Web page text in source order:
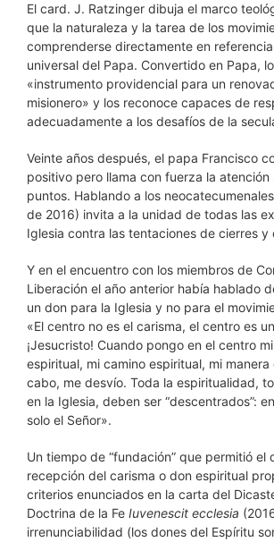
El card. J. Ratzinger dibuja el marco
que la naturaleza y la tarea de los
comprenderse directamente en
universal del Papa. Convertido en Papa,
«instrumento providencial para un
misionero» y los reconoce capaces de
adecuadamente a los desafíos de la
Veinte años después, el papa Francisco
positivo pero llama con fuerza la atención
puntos. Hablando a los
de 2016) invita a la unidad de todas las
Iglesia contra las tentaciones de cierres y
Y en el encuentro con los miembros de
Liberación el año anterior había hablado
un don para la Iglesia y no para el
«El centro no es el carisma, el centro es
¡Jesucristo! Cuando pongo en el centro
espiritual, mi camino espiritual, mi manera
cabo, me desvío. Toda la espiritualidad,
en la Iglesia, deben ser “descentrados”:
solo el Señor».
Un tiempo de “fundación” que permitió el
recepción del carisma o don espiritual
criterios enunciados en la carta del
Doctrina de la Fe Iuvenescit ecclesia
irrenunciabilidad (los dones del Espíritu